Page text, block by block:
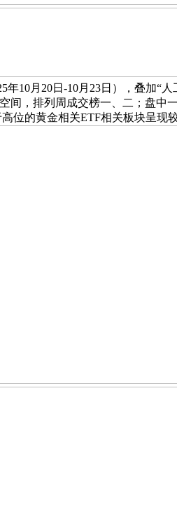
年10月20日-10月23日），叠加
间，排列周成交榜一、二；盘
位的黄金相关ETF相关板块呈现较